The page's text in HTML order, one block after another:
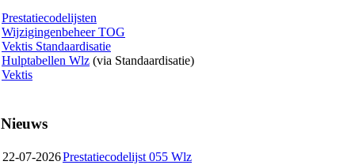
Prestatiecodelijsten
Wijzigingenbeheer TOG
Vektis Standaardisatie
Hulptabellen Wlz (via Standaardisatie)
Vektis
Nieuws
22-07-2026Prestatiecodelijst 055 Wlz